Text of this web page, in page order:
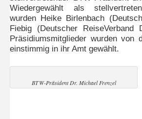
Wiedergewählt als
wurden Heike Birlenbach
Fiebig (Deutscher
Präsidiumsmitglieder wurden von
einstimmig in ihr Amt gewählt.
BTW-Präsident Dr. Michael Frenzel